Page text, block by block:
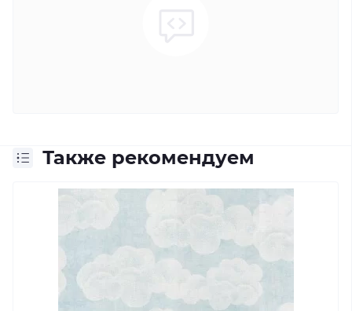
Также рекомендуем